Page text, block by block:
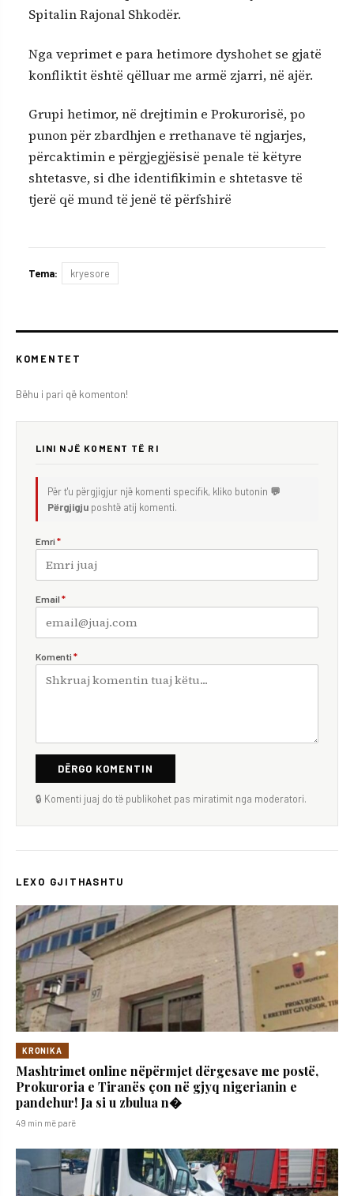
Spitalin Rajonal Shkodër.
Nga veprimet e para hetimore dyshohet se gjatë
konfliktit është qëlluar me armë zjarri, në ajër.
Grupi hetimor, në drejtimin e Prokurorisë, po
punon për zbardhjen e rrethanave të ngjarjes,
përcaktimin e përgjegjësisë penale të këtyre
shtetasve, si dhe identifikimin e shtetasve të
tjerë që mund të jenë të përfshirë
Tema: kryesore
KOMENTET
Bëhu i pari që komenton!
LINI NJË KOMENT TË RI
Për t'u përgjigjur një komenti specifik, kliko butonin 💬
Përgjigju poshtë atij komenti.
Emri *
Email *
Komenti *
DËRGO KOMENTIN
🔒 Komenti juaj do të publikohet pas miratimit nga moderatori.
LEXO GJITHASHTU
KRONIKA
Mashtrimet online nëpërmjet dërgesave me postë,
Prokuroria e Tiranës çon në gjyq nigerianin e
pandehur! Ja si u zbulua n�
49 min më parë